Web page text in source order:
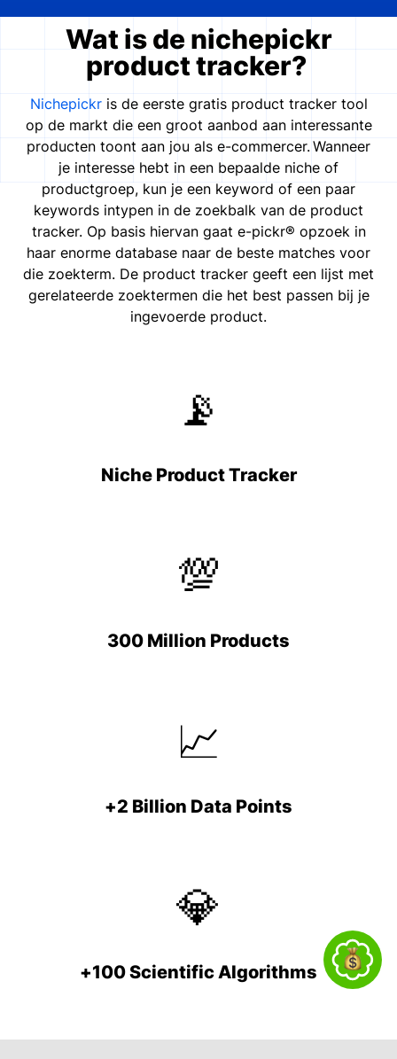
Wat is de nichepickr
product tracker?
Nichepickris de eerste gratis product tracker tool
op de markt die een groot aanbod aan interessante
producten toont aan jou als e-commercer.Wanneer
je interesse hebt in een bepaalde niche of
productgroep, kun je een keyword of een paar
keywords intypen in de zoekbalk van de product
tracker. Op basis hiervan gaat e-pickr® opzoek in
haar enorme database naar de beste matches voor
die zoekterm. De product tracker geeft een lijst met
gerelateerde zoektermen die het best passen bij je
ingevoerde product.
📡
Niche Product Tracker
💯
300 Million Products
📈
+2 Billion Data Points
💎
+100 Scientific Algorithms